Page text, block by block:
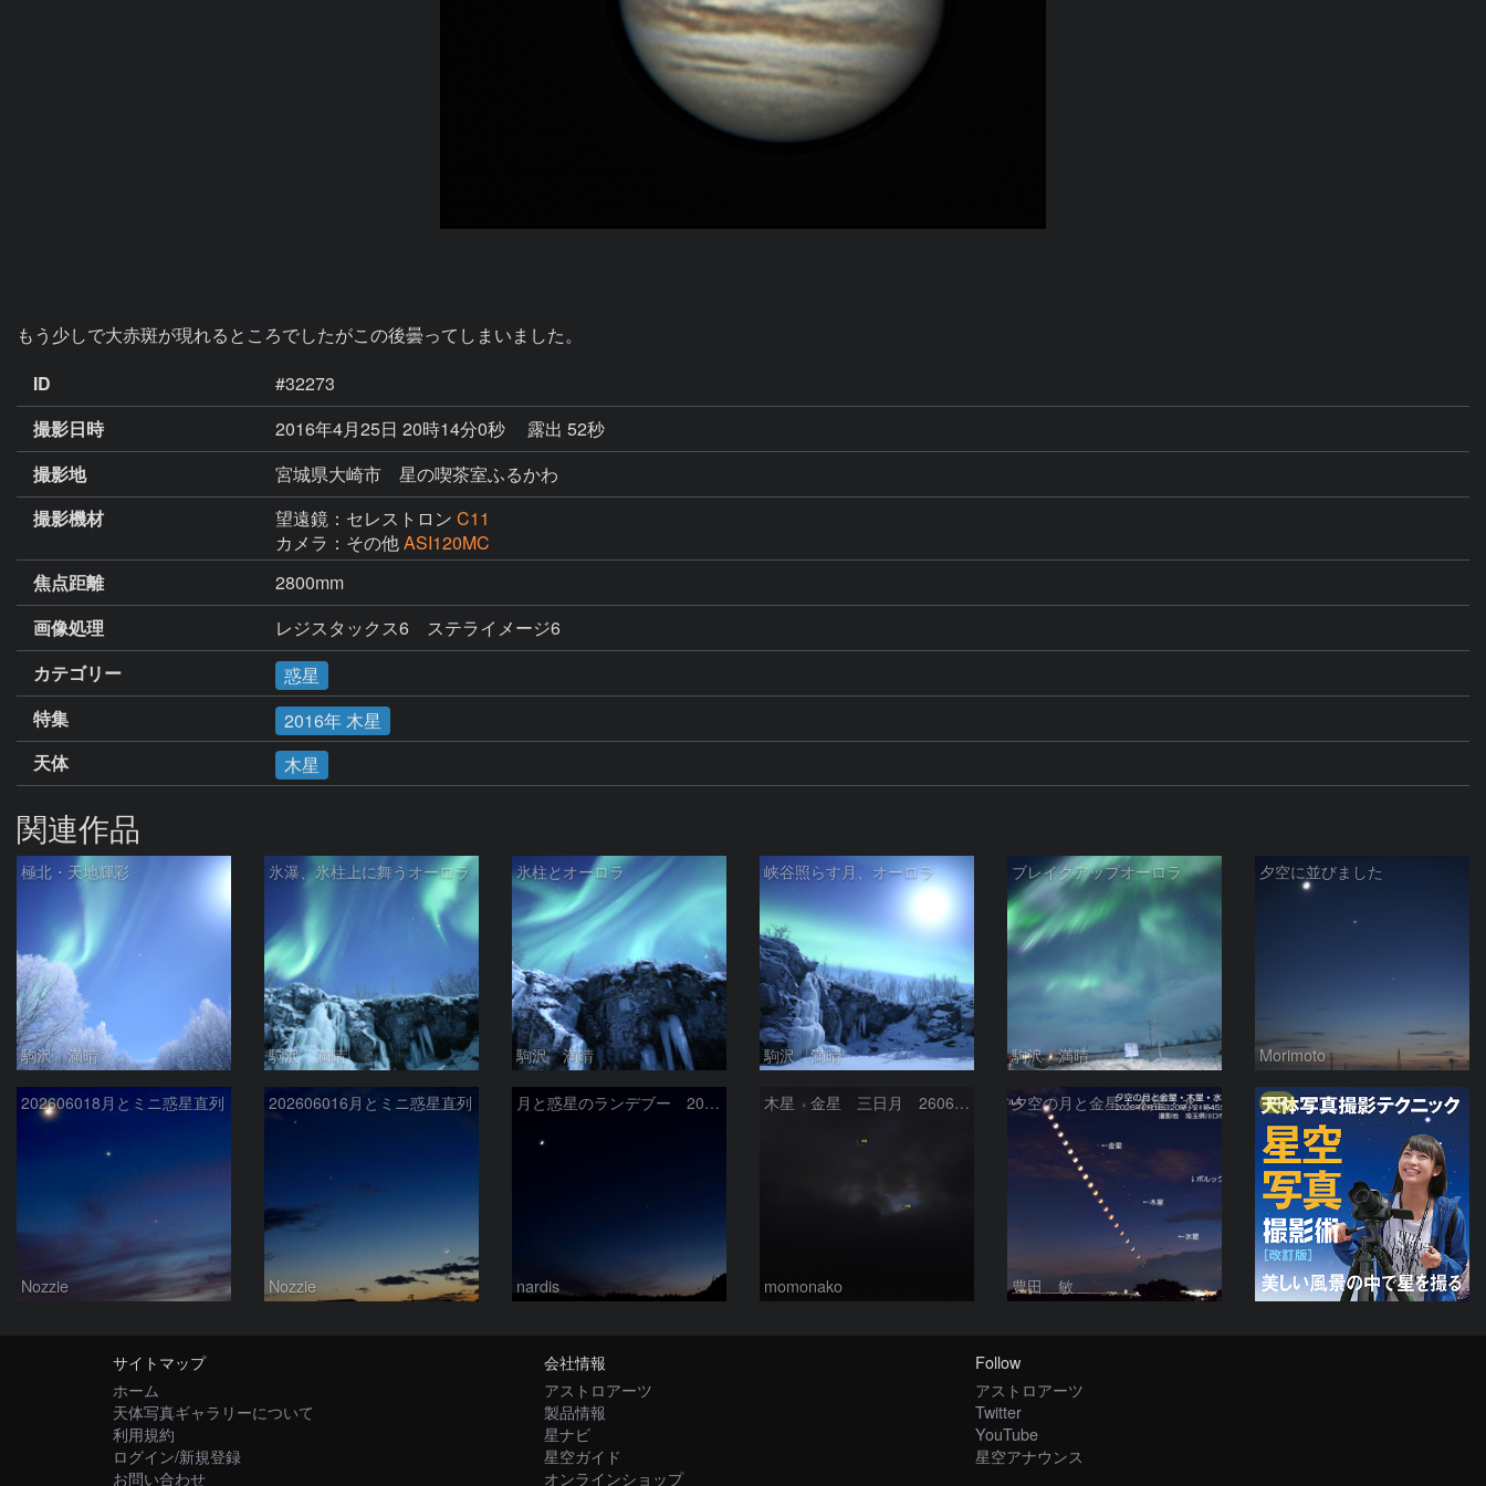
もう少しで大赤斑が現れるところでしたがこの後曇ってしまいました。
ID
#32273
撮影日時
2016年4月25日 20時14分0秒
露出 52秒
撮影地
宮城県大崎市 星の喫茶室ふるかわ
撮影機材
望遠鏡：セレストロン C11
カメラ：その他ASI120MC
焦点距離
2800mm
画像処理
レジスタックス6　ステライメージ6
カテゴリー
惑星
特集
2016年 木星
天体
木星
関連作品
極北・天地輝彩
駒沢 満晴
氷瀑、氷柱上に舞うオーロラ
駒沢 満晴
氷柱とオーロラ
駒沢 満晴
峡谷照らす月、オーロラ
駒沢 満晴
ブレイクアップオーロラ
駒沢 満晴
夕空に並びました
Morimoto
202606018月とミニ惑星直列
Nozzie
202606016月とミニ惑星直列
Nozzie
月と惑星のランデブー 2026/06/19
nardis
木星 金星 三日月 260618
momonako
夕空の月と金星・木星・水星の接近 2026/6/18
豊田 敏
PR
サイトマップ
ホーム
天体写真ギャラリーについて
利用規約
ログイン/新規登録
お問い合わせ
会社情報
アストロアーツ
製品情報
星ナビ
星空ガイド
オンラインショップ
Follow
アストロアーツ
Twitter
YouTube
星空アナウンス